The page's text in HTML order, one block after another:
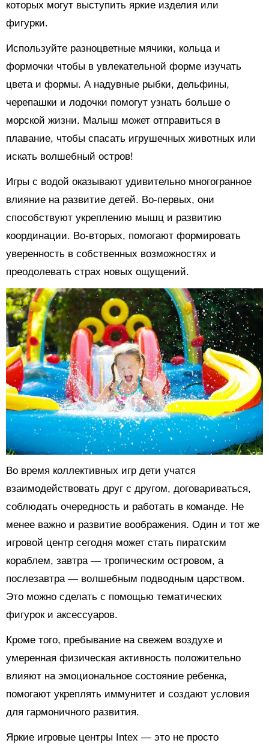
которых могут выступить яркие изделия или
фигурки.
Используйте разноцветные мячики, кольца и
формочки чтобы в увлекательной форме изучать
цвета и формы. А надувные рыбки, дельфины,
черепашки и лодочки помогут узнать больше о
морской жизни. Малыш может отправиться в
плавание, чтобы спасать игрушечных животных или
искать волшебный остров!
Игры с водой оказывают удивительно многогранное
влияние на развитие детей. Во-первых, они
способствуют укреплению мышц и развитию
координации. Во-вторых, помогают формировать
уверенность в собственных возможностях и
преодолевать страх новых ощущений.
Во время коллективных игр дети учатся
взаимодействовать друг с другом, договариваться,
соблюдать очередность и работать в команде. Не
менее важно и развитие воображения. Один и тот же
игровой центр сегодня может стать пиратским
кораблем, завтра — тропическим островом, а
послезавтра — волшебным подводным царством.
Это можно сделать с помощью тематических
фигурок и аксессуаров.
Кроме того, пребывание на свежем воздухе и
умеренная физическая активность положительно
влияют на эмоциональное состояние ребенка,
помогают укреплять иммунитет и создают условия
для гармоничного развития.
Яркие игровые центры Intex — это не просто